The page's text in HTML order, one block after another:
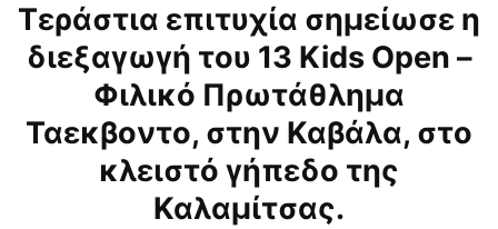
Τεράστια επιτυχία σημείωσε η
διεξαγωγή του 13 Kids Open –
Φιλικό Πρωτάθλημα
Ταεκβοντο, στην Καβάλα, στο
κλειστό γήπεδο της
Καλαμίτσας.